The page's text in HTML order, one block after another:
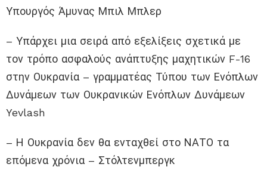
Υπουργός Άμυνας Μπιλ Μπλερ
– Υπάρχει μια σειρά από εξελίξεις σχετικά με
τον τρόπο ασφαλούς ανάπτυξης μαχητικών F-16
στην Ουκρανία – γραμματέας Τύπου των Ενόπλων
Δυνάμεων των Ουκρανικών Ενόπλων Δυνάμεων
Yevlash
– Η Ουκρανία δεν θα ενταχθεί στο ΝΑΤΟ τα
επόμενα χρόνια – Στόλτενμπεργκ